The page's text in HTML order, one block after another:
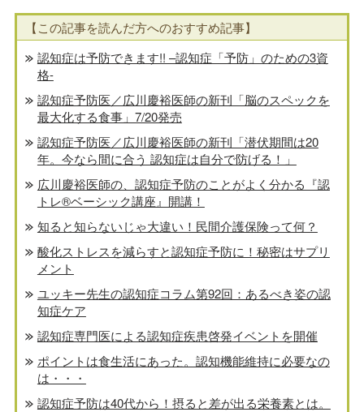
【この記事を読んだ方へのおすすめ記事】
認知症は予防できます!! –認知症「予防」のための3資
格-
認知症予防医／広川慶裕医師の新刊「脳のスペックを
最大化する食事」7/20発売
認知症予防医／広川慶裕医師の新刊「潜伏期間は20
年。今なら間に合う 認知症は自分で防げる！」
広川慶裕医師の、認知症予防のことがよく分かる『認
トレ®️ベーシック講座』開講！
知ると知らないじゃ大違い！民間介護保険って何？
酸化ストレスを減らすと認知症予防に！秘密はサプリ
メント
ユッキー先生の認知症コラム第92回：あるべき姿の認
知症ケア
認知症専門医による認知症疾患啓発イベントを開催
ポイントは食生活にあった。認知機能維持に必要なの
は・・・
認知症予防は40代から！摂ると差が出る栄養素とは。